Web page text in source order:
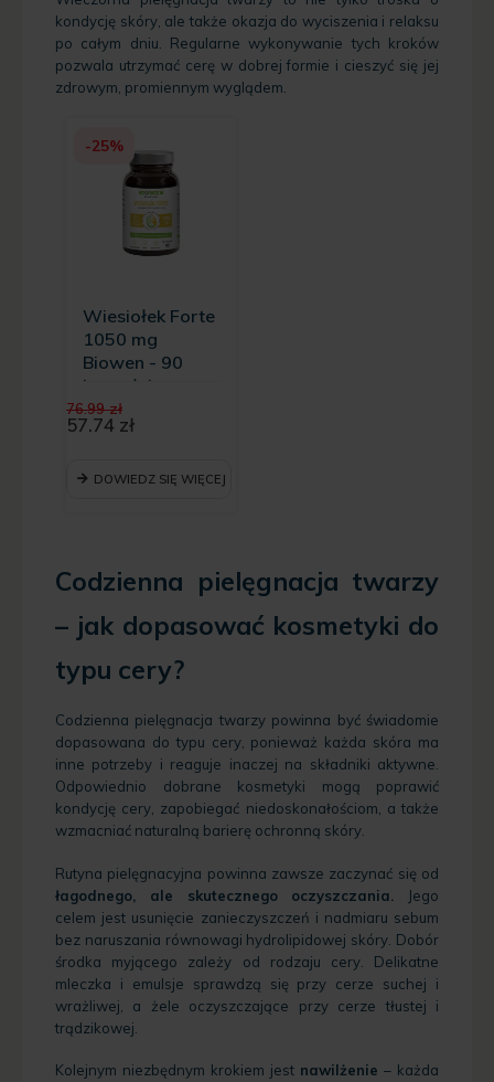
kondycję skóry, ale także okazja do wyciszenia i relaksu
po całym dniu. Regularne wykonywanie tych kroków
pozwala utrzymać cerę w dobrej formie i cieszyć się jej
zdrowym, promiennym wyglądem.
-25%
Wiesiołek Forte
1050 mg
Biowen - 90
kapsułek -
krótka data
ważności
76.99zł
cena
57.74 zł
wynosi:
DOWIEDZ SIĘ WIĘCEJ
Codzienna pielęgnacja twarzy
– jak dopasować kosmetyki do
typu cery?
Codzienna pielęgnacja twarzy powinna być świadomie
dopasowana do typu cery, ponieważ każda skóra ma
inne potrzeby i reaguje inaczej na składniki aktywne.
Odpowiednio dobrane kosmetyki mogą poprawić
kondycję cery, zapobiegać niedoskonałościom, a także
wzmacniać naturalną barierę ochronną skóry.
Rutyna pielęgnacyjna powinna zawsze zaczynać się od
łagodnego, ale skutecznego oczyszczania.
Jego
celem jest usunięcie zanieczyszczeń i nadmiaru sebum
bez naruszania równowagi hydrolipidowej skóry. Dobór
środka myjącego zależy od rodzaju cery. Delikatne
mleczka i emulsje sprawdzą się przy cerze suchej i
wrażliwej, a żele oczyszczające przy cerze tłustej i
trądzikowej.
Kolejnym niezbędnym krokiem jest nawilżenie – każda